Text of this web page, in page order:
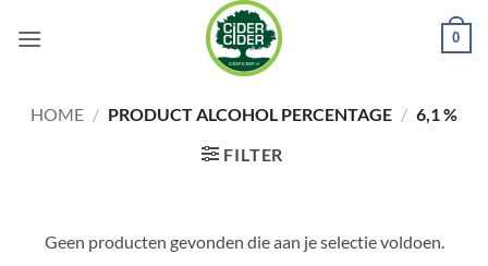
naar
0
HOME / PRODUCT ALCOHOL PERCENTAGE / 6,1 %
FILTER
Geen producten gevonden die aan je selectie voldoen.